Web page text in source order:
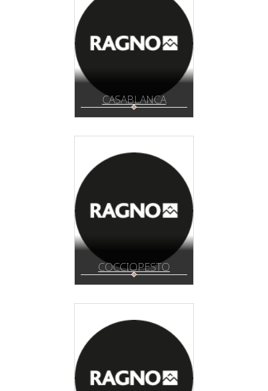
CASABLANCA
COCCIOPESTO